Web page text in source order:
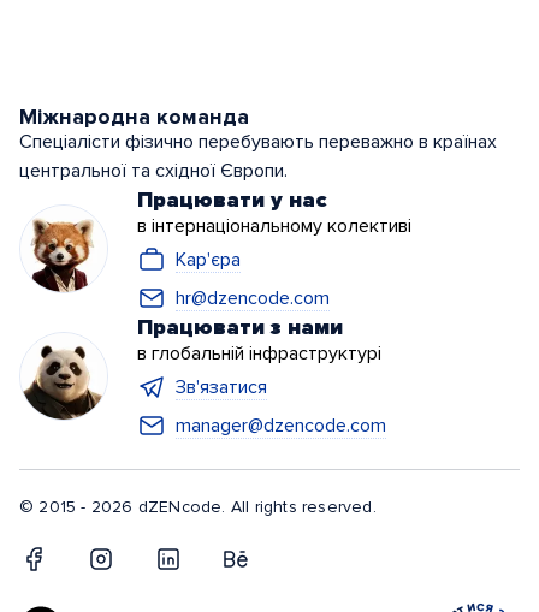
Міжнародна команда
Спеціалісти фізично перебувають переважно в країнах
центральної та східної Європи.
Працювати у нас
в інтернаціональному колективі
Кар'єра
hr@dzencode.com
Працювати з нами
в глобальній інфраструктурі
Зв'язатися
manager@dzencode.com
© 2015 - 2026 dZENcode. All rights reserved.